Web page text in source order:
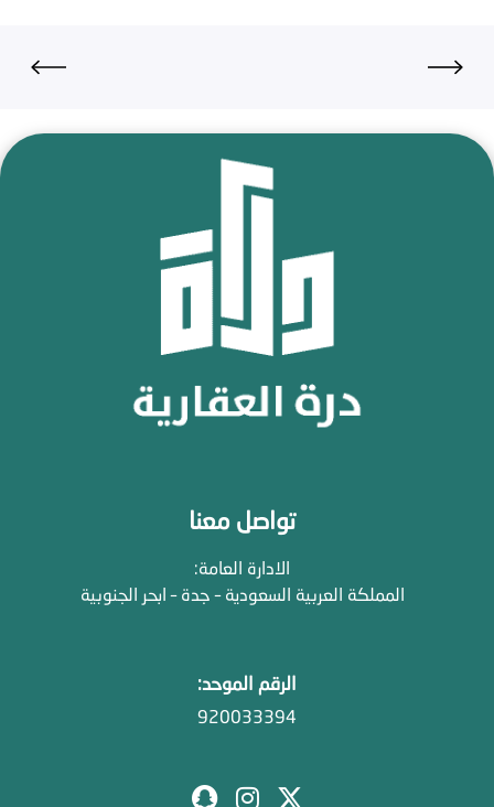
تواصل معنا
الادارة العامة:
المملكة العربية السعودية – جدة – ابحر الجنوبية
الرقم الموحد:
920033394